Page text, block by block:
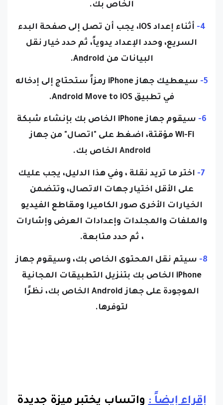
الخاص بك.
4-
أثناء إعداد iOS، يجب أن تصل إلى صفحة البدء
السريع، وحدد الإعداد يدوياً، ثم حدد خيار نقل
البيانات من Android.
5-
سيعطيك جهاز iPhone رمزاً ستحتاج إلى إدخاله
في تطبيق Android Move to iOS.
6-
سيقوم جهاز iPhone الخاص بك بإنشاء شبكة
Wi-Fi مؤقتة، اضغط على "اتصال" من جهاز
Android الخاص بك.
7-
اختر ما تريد نقلة ، وفي هذا الدليل، يجب عليك
على الأقل اختيار جهات الاتصال، وتتضمن
الخيارات الأخرى صور الكاميرا ومقاطع الفيديو
والملفات والمجلدات وإعدادات العرض وإشارات
، ثم حدد متابعة.
8-
سيتم نقل المحتوى الخاص بك، وسيقوم جهاز
iPhone الخاص بك بتنزيل التطبيقات المجانية
الموجودة على جهاز Android الخاص بك، نظرًا
لتوفرها.
إقراء إيضاً : واتساب يختبر ميزة جديدة